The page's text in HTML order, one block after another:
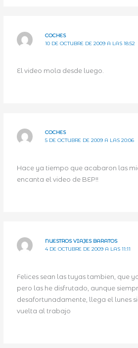
COCHES
10 DE OCTUBRE DE 2009 A LAS 18:52
El video mola desde luego.
COCHES
5 DE OCTUBRE DE 2009 A LAS 20:06
Hace ya tiempo que acabaron las
encanta el video de BEP!!
NUESTROS VIAJES BARATOS
4 DE OCTUBRE DE 2009 A LAS 11:11
Felices sean las tuyas tambien, que
pero las he disfrutado, aunque
desafortunadamente, llega el lunes
vuelta al trabajo